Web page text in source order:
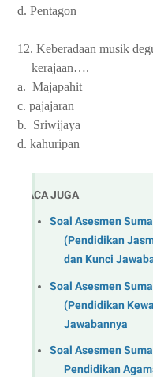
d. Pentagon
12. Keberadaan musik
kerajaan….
a.
c. pajajaran
b.
d. kahuripan
BACA JUGA
Soal Asesmen
(Pendidikan
dan Kunci
Soal Asesmen
(Pendidikan
Jawabannya
Soal Asesmen
Pendidikan